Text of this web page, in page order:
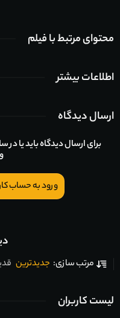
محتوای مرتبط با فیلم
اطلاعات بیشتر
ارسال دیدگاه
برای ارسال دیدگاه باید یا
ورود به حساب
مرتب سازی: جدیدترین
لیست کاربران